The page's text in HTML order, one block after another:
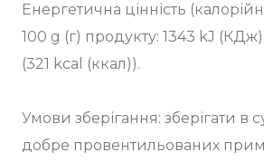
Енергетична цінність
100 g (г) продукту: 1343 kJ (КДж)
(321 kcal (ккал)).
Умови зберігання: зберігати в
добре провентильованих